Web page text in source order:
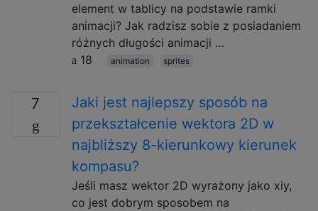
element w tablicy na podstawie ramki
animacji? Jak radzisz sobie z posiadaniem
różnych długości animacji …
18
animation sprites
7
Jaki jest najlepszy sposób na
przekształcenie wektora 2D w
najbliższy 8-kierunkowy kierunek
kompasu?
Jeśli masz wektor 2D wyrażony jako xiy,
co jest dobrym sposobem na